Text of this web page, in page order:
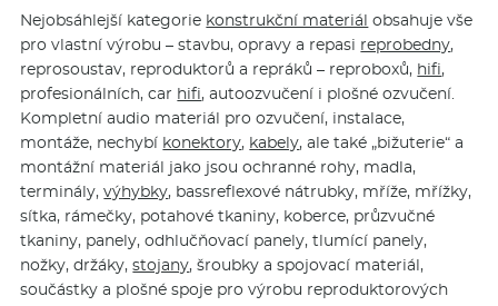
Nejobsáhlejší kategorie konstrukční materiál obsahuje vše
pro vlastní výrobu – stavbu, opravy a repasi reprobedny,
reprosoustav, reproduktorů a repráků – reproboxů, hifi,
profesionálních, car hifi, autoozvučení i plošné ozvučení.
Kompletní audio materiál pro ozvučení, instalace,
montáže, nechybí konektory, kabely, ale také „bižuterie“ a
montážní materiál jako jsou ochranné rohy, madla,
terminály,výhybky, bassreflexové nátrubky, mříže, mřížky,
sítka, rámečky, potahové tkaniny, koberce, průzvučné
tkaniny, panely, odhlučňovací panely, tlumící panely,
nožky, držáky,stojany, šroubky a spojovací materiál,
součástky a plošné spoje pro výrobu reproduktorových